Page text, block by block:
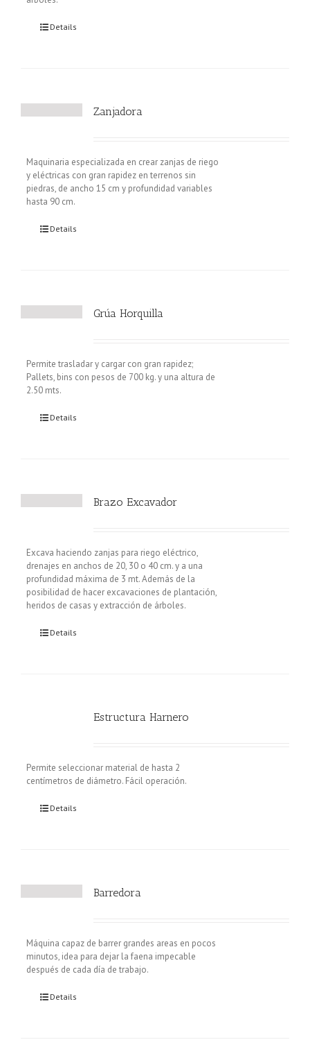
Details
Zanjadora
Maquinaria especializada en crear zanjas de riego
y eléctricas con gran rapidez en terrenos sin
piedras, de ancho 15 cm y profundidad variables
hasta 90 cm.
Details
Grúa Horquilla
Permite trasladar y cargar con gran rapidez;
Pallets, bins con pesos de 700 kg. y una altura de
2.50 mts.
Details
Brazo Excavador
Excava haciendo zanjas para riego eléctrico,
drenajes en anchos de 20, 30 o 40 cm. y a una
profundidad máxima de 3 mt. Además de la
posibilidad de hacer excavaciones de plantación,
heridos de casas y extracción de árboles.
Details
Estructura Harnero
Permite seleccionar material de hasta 2
centímetros de diámetro. Fácil operación.
Details
Barredora
Máquina capaz de barrer grandes areas en pocos
minutos, idea para dejar la faena impecable
después de cada día de trabajo.
Details